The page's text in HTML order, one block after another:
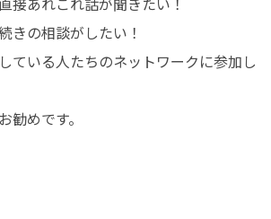
の相談がしたい！
ている人たちのネットワークに参加し
勧めです。